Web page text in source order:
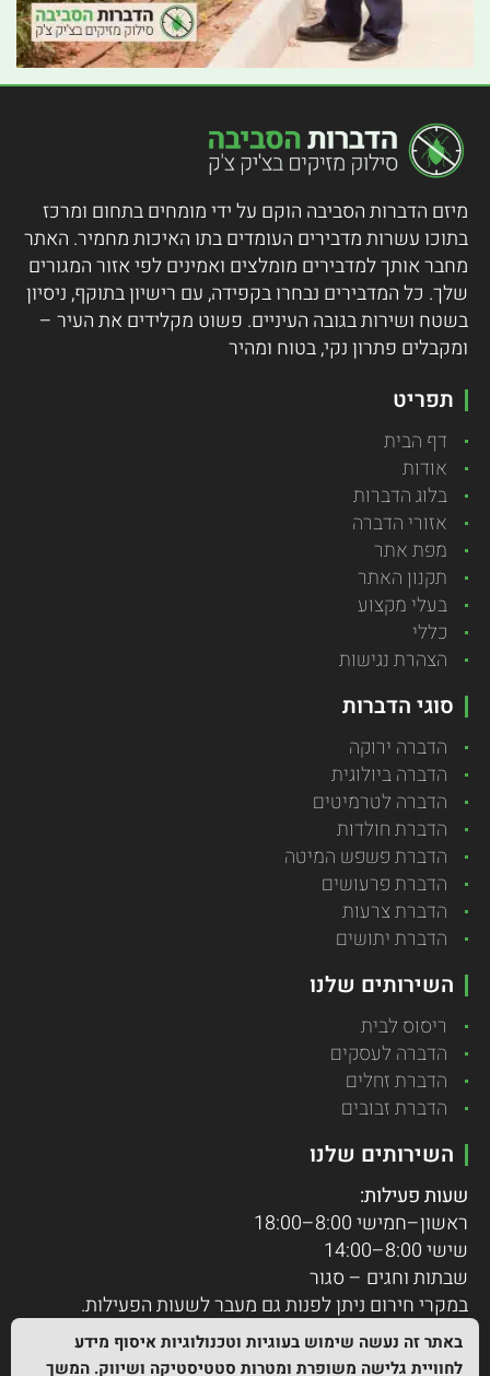
מיזם הדברות הסביבה הוקם על ידי מומחים בתחום ומרכז
בתוכו עשרות מדבירים העומדים בתו האיכות מחמיר. האתר
מחבר אותך למדבירים מומלצים ואמינים לפי אזור המגורים
שלך. כל המדבירים נבחרו בקפידה, עם רישיון בתוקף, ניסיון
בשטח ושירות בגובה העיניים. פשוט מקלידים את העיר –
ומקבלים פתרון נקי, בטוח ומהיר
תפריט
דף הבית
אודות
בלוג הדברות
אזורי הדברה
מפת אתר
תקנון האתר
בעלי מקצוע
כללי
הצהרת נגישות
סוגי הדברות
הדברה ירוקה
הדברה ביולוגית
הדברה לטרמיטים
הדברת חולדות
הדברת פשפש המיטה
הדברת פרעושים
הדברת צרעות
הדברת יתושים
השירותים שלנו
ריסוס לבית
הדברה לעסקים
הדברת זחלים
הדברת זבובים
השירותים שלנו
שעות פעילות:
ראשון–חמישי 8:00–18:00
שישי 8:00–14:00
שבתות וחגים – סגור
במקרי חירום ניתן לפנות גם מעבר לשעות הפעילות.
באתר זה נעשה שימוש בעוגיות וטכנולוגיות איסוף מידע
לחוויית גלישה משופרת ומטרות סטטיסטיקה ושיווק. המשך